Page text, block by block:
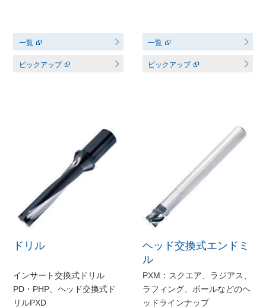
一覧
ピックアップ
一覧
ピックアップ
ドリル
インサート交換式ドリル
PD・PHP、ヘッド交換式ド
リルPXD
ヘッド交換式エンドミ
ル
PXM：スクエア、ラジアス、
ラフィング、ボールなどのヘ
ッドラインナップ